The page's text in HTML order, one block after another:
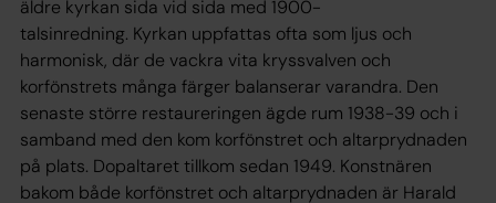
äldre kyrkan sida vid sida med 1900-
talsinredning. Kyrkan uppfattas ofta som ljus och
harmonisk, där de vackra vita kryssvalven och
korfönstrets många färger balanserar varandra. Den
senaste större restaureringen ägde rum 1938-39 och i
samband med den kom korfönstret och altarprydnaden
på plats. Dopaltaret tillkom sedan 1949. Konstnären
bakom både korfönstret och altarprydnaden är Harald